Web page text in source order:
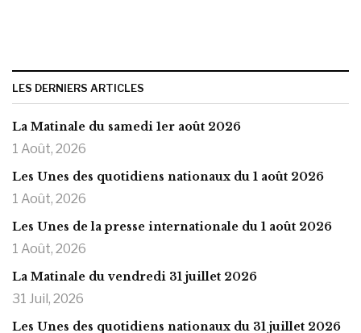
LES DERNIERS ARTICLES
La Matinale du samedi 1er août 2026
1 Août, 2026
Les Unes des quotidiens nationaux du 1 août 2026
1 Août, 2026
Les Unes de la presse internationale du 1 août 2026
1 Août, 2026
La Matinale du vendredi 31 juillet 2026
31 Juil, 2026
Les Unes des quotidiens nationaux du 31 juillet 2026